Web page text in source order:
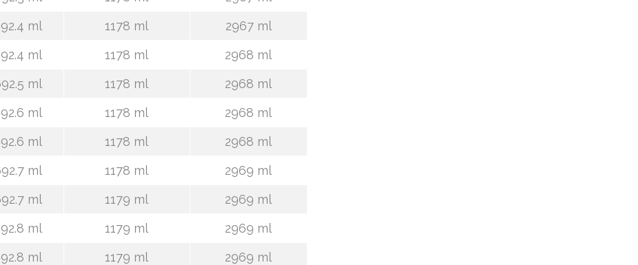
ml 1178 ml
2967 ml
ml 1178 ml
2968 ml
ml 1178 ml
2968 ml
ml 1178 ml
2968 ml
ml 1178 ml
2968 ml
ml 1178 ml
2969 ml
ml 1179 ml
2969 ml
ml 1179 ml
2969 ml
ml 1179 ml
2969 ml